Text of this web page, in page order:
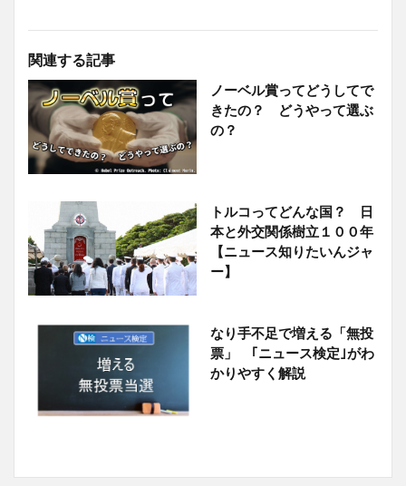
関連する記事
ノーベル賞ってどうしてで
きたの？ どうやって選ぶ
の？
トルコってどんな国？ 日
本と外交関係樹立１００年
【ニュース知りたいんジャ
ー】
なり手不足で増える「無投
票」 ｢ニュース検定｣がわ
かりやすく解説